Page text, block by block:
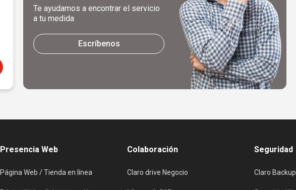
Te ayudamos a encontrar el servicio
a tu medida
Escríbenos
Presencia Web
Página Web / Tienda en línea
Colaboración
Claro drive Negocio
Seguridad
Claro Backup